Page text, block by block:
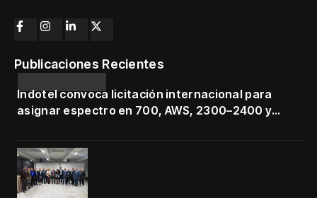
Publicaciones Recientes
Indotel convoca licitación internacional para
asignar espectro en 700, AWS, 2300–2400 y